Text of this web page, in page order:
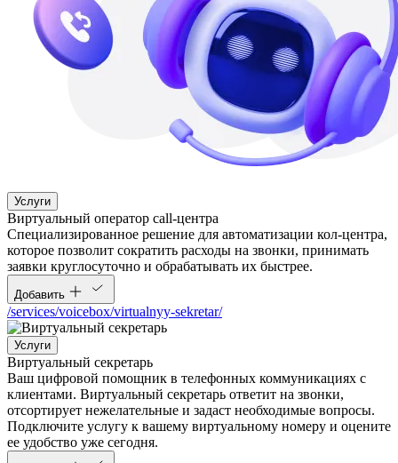
Услуги
Виртуальный оператор call-центра
Специализированное решение для автоматизации кол-центра,
которое позволит сократить расходы на звонки, принимать
заявки круглосуточно и обрабатывать их быстрее.
Добавить
/services/voicebox/virtualnyy-sekretar/
Услуги
Виртуальный секретарь
Ваш цифровой помощник в телефонных коммуникациях с
клиентами. Виртуальный секретарь ответит на звонки,
отсортирует нежелательные и задаст необходимые вопросы.
Подключите услугу к вашему виртуальному номеру и оцените
ее удобство уже сегодня.